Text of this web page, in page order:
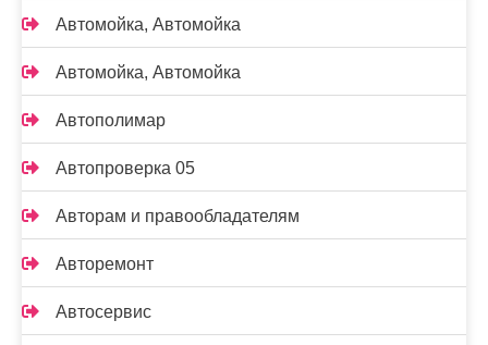
Автомойка, Автомойка
Автомойка, Автомойка
Автополимар
Автопроверка 05
Авторам и правообладателям
Авторемонт
Автосервис